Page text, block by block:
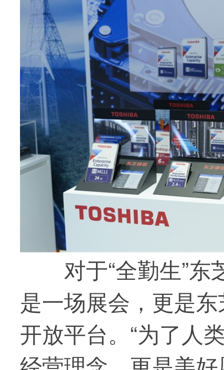
对于“全勤生”
是一场展会，更是
开放平台。“为了人